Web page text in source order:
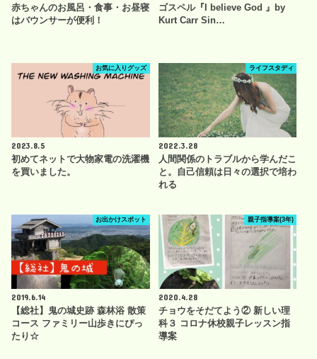
赤ちゃんのお風呂・食事・お昼寝
はバウンサーが便利！
ゴスペル『I believe God 』by
Kurt Carr Sin…
お気に入りグッズ
2023.8.5
初めてネットで大物家電の洗濯機
を買いました。
ライフスタディ
2022.3.28
人間関係のトラブルから学んだこ
と。自己信頼は日々の選択で培わ
れる
お出かけスポット
2019.6.14
【総社】鬼の城史跡 森林浴 散策
コース ファミリー山歩きにぴっ
たり☆
親子指導案(3年)
2020.4.28
チョウをそだてよう② 新しい理
科３ コロナ休校親子レッスン指
導案